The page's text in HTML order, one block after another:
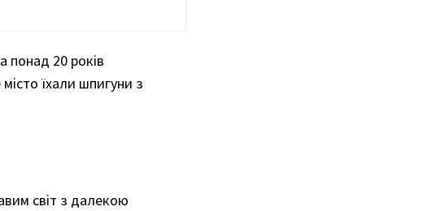
понад 20 років
їхали шпигуни з
світ з далекою